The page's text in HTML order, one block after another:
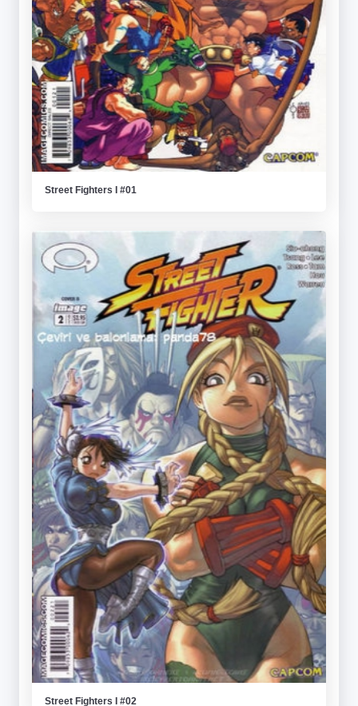
Street Fighters I #01
Street Fighters I #02